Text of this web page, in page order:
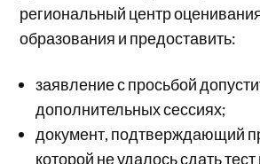
региональный центр
образования и предоставить:
заявление с просьбой
дополнительных сессиях;
документ, подтверждающий
которой не удалось сдать